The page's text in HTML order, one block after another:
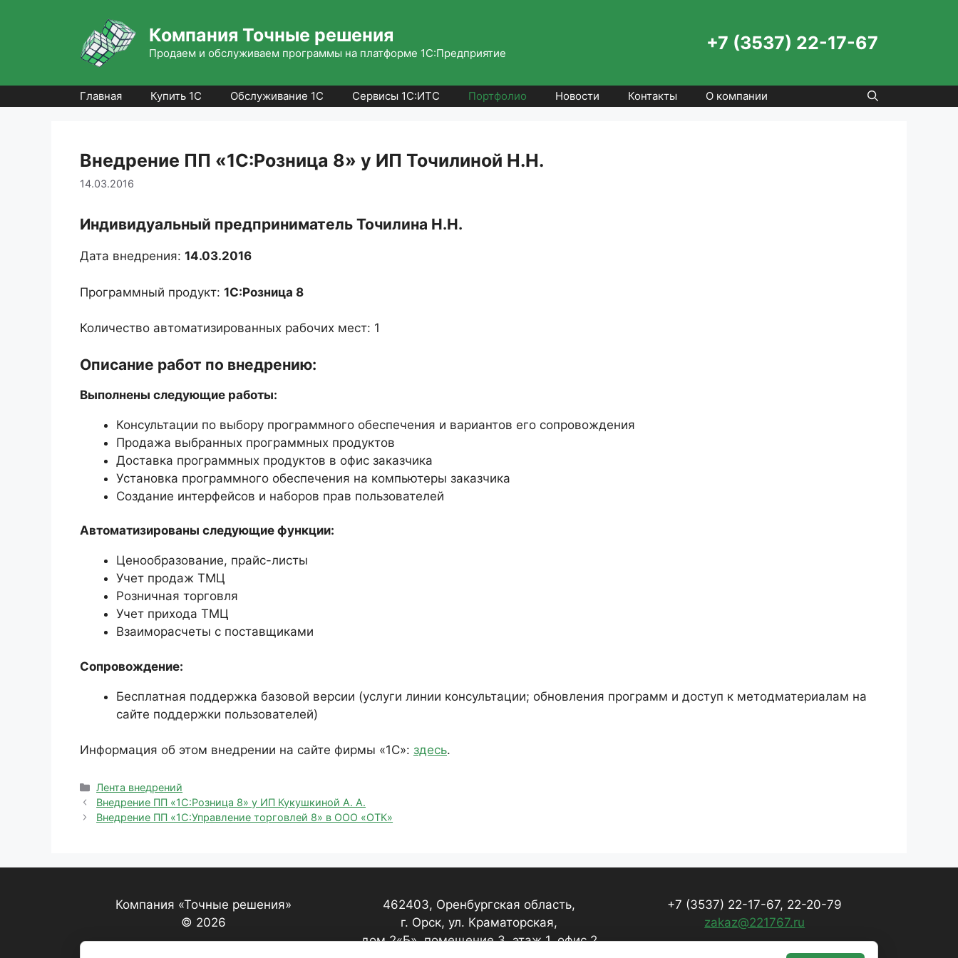
содержимому
Компания Точные решения
Продаем и обслуживаем программы на платформе 1С:Предприятие +7 (3537) 22-17-67
Главная Купить 1С Обслуживание 1С Сервисы 1С:ИТС Портфолио Новости Контакты О компании
Внедрение ПП «1С:Розница 8» у ИП Точилиной Н.Н.
14.03.2016
Индивидуальный предприниматель Точилина Н.Н.
Дата внедрения: 14.03.2016
Программный продукт: 1С:Розница 8
Количество автоматизированных рабочих мест: 1
Описание работ по внедрению:
Выполнены следующие работы:
Консультации по выбору программного обеспечения и вариантов его сопровождения
Продажа выбранных программных продуктов
Доставка программных продуктов в офис заказчика
Установка программного обеспечения на компьютеры заказчика
Создание интерфейсов и наборов прав пользователей
Автоматизированы следующие функции:
Ценообразование, прайс-листы
Учет продаж ТМЦ
Розничная торговля
Учет прихода ТМЦ
Взаиморасчеты с поставщиками
Сопровождение:
Бесплатная поддержка базовой версии (услуги линии консультации; обновления программ и доступ к методматериалам на
сайте поддержки пользователей)
Информация об этом внедрении на сайте фирмы «1С»: здесь.
Рубрики
Лента внедрений
Внедрение ПП «1С:Розница 8» у ИП Кукушкиной А. А.
Внедрение ПП «1С:Управление торговлей 8» в ООО «ОТК»
Компания «Точные решения»
© 2026
462403, Оренбургская область,
г. Орск, ул. Краматорская,
дом 2«Б», помещение 3, этаж 1, офис 2
+7 (3537) 22-17-67, 22-20-79
zakaz@221767.ru